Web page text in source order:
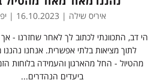
איריס שילה | 16.10.2023 | יפן
הי דב, התכוונתי לכתוב לך לאחר שחזרנו -
לתוך מציאות בלתי אפשרית. אנחנו נהננו
מהטיול - החל מהארגון והעמידה בלוחות
ביעדים הנהדרים...